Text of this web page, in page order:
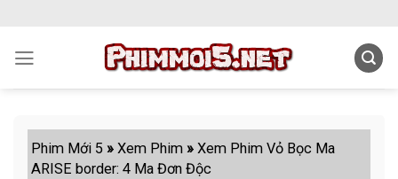
content
Phim Mới 5 »Xem Phim »Xem Phim Vỏ Bọc Ma
ARISE border: 4 Ma Đơn Độc